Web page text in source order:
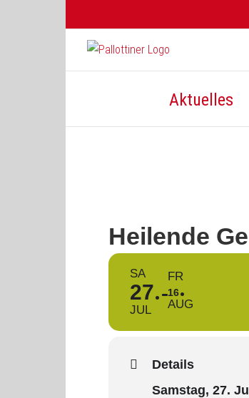
Aktuelles
Heilende
SA
27
JUL
FR
16
AUG
Details
Samstag, 27.